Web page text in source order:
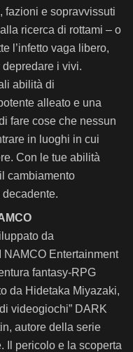
fazioni e sopravvissuti
ricerca di rottami – o
l’infetto vaga libero,
i vivi.
abilità di
alleato e una
fare cose che nessun
in luoghi in cui
Con le tue abilità
cambiamento
decadente.
da
NAMCO Entertainment
fantasy-RPG
da Hidetaka Miyazaki,
videogiochi” DARK
autore della serie
Il pericolo e la scoperta